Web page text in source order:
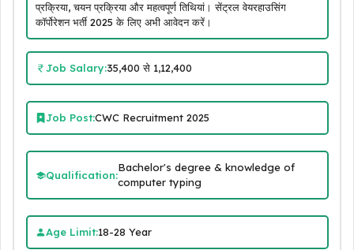
प्रक्रिया, चयन प्रक्रिया और महत्वपूर्ण तिथियां। सेंट्रल वेयरहाउसिंग
कॉर्पोरेशन भर्ती 2025 के लिए अभी आवेदन करें।
Job Salary:₹35,400 से ₹1,12,400
Job Post:CWC Recruitment 2025
Qualification:
Bachelor's degree & knowledge of
computer typing
Age Limit:18-28 Year